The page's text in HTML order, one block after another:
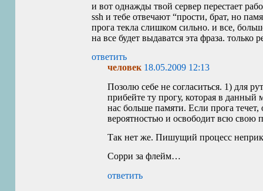
и вот однажды твой сервер перестает
ssh и тебе отвечают “прости, брат, но
прога текла слишком сильно. и все,
на все будет выдаватся эта фраза. только
ответить
человек 18.05.2009 12:13
Позолю себе не согласиться. 1) для
прибейте ту прогу, которая в данный
нас больше памяти. Если прога
вероятностью и освободит всю свою
Так нет же. Пишущий процесс
Сорри за флейм…
ответить